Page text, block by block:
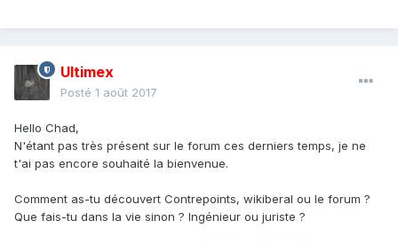
Ultimex
Posté 1 août 2017
Hello Chad,
N'étant pas très présent sur le forum ces derniers temps, je ne
t'ai pas encore souhaité la bienvenue.
Comment as-tu découvert Contrepoints, wikiberal ou le forum ?
Que fais-tu dans la vie sinon ? Ingénieur ou juriste ?